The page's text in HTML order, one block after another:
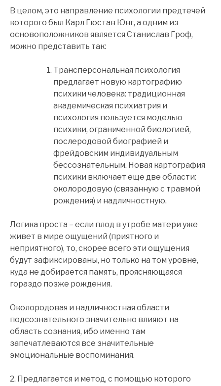
В целом, это направление психологии предтечей
которого был Карл Гюстав Юнг, а одним из
основоположников является Станислав Гроф,
можно представить так:
Трансперсональная психология
предлагает новую картографию
психики человека: традиционная
академическая психиатрия и
психология пользуется моделью
психики, ограниченной биологией,
послеродовой биографией и
фрейдовским индивидуальным
бессознательным. Новая картография
психики включает еще две области:
околородовую (связанную с травмой
рождения) и надличностную.
Логика проста – если плод в утробе матери уже
живет в мире ощущений (приятного и
неприятного), то, скорее всего эти ощущения
будут зафиксированы, но только на том уровне,
куда не добирается память, проясняющаяся
гораздо позже рождения.
Околородовая и надличностная области
подсознательного значительно влияют на
область сознания, ибо именно там
запечатлеваются все значительные
эмоциональные воспоминания.
2. Предлагается и метод, с помощью которого